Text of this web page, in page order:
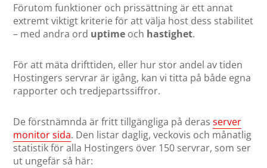
Förutom funktioner och prissättning är ett annat
extremt viktigt kriterie för att välja host dess stabilitet
– med andra ord uptime och hastighet.
För att mäta drifttiden, eller hur stor andel av tiden
Hostingers servrar är igång, kan vi titta på både egna
rapporter och tredjepartssiffror.
De förstnämnda är fritt tillgängliga på derasserver
monitor sida. Den listar daglig, veckovis och månatlig
statistik för alla Hostingers över 150 servrar, som ser
ut ungefär så här: